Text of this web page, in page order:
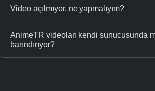
Video açılmıyor, ne yapmalıyım?
AnimeTR videoları kendi sunucusunda
barındırıyor?